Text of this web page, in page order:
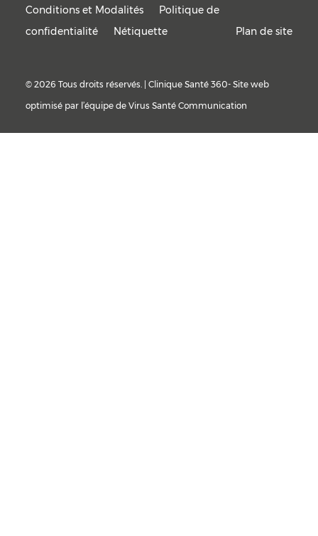
Conditions et Modalités
Politique de
confidentialité
Nétiquette Plan de site
© 2026 Tous droits réservés. | Clinique Santé 360- Site web
optimisé par l’équipe de Virus Santé Communication